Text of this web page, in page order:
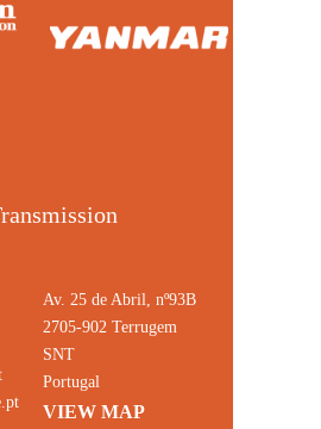
Av. 25 de Abril, nº93B
2705-902 Terrugem
SNT
Portugal
VIEW MAP